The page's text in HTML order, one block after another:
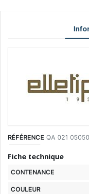
RÉFÉRENCE QA 021
Fiche technique
CONTENANCE
COULEUR